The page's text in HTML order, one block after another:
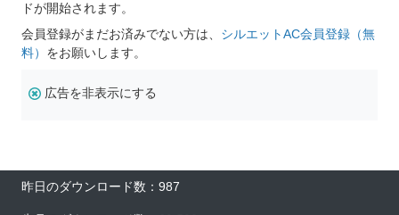
ドが開始されます。
会員登録がまだお済みでない方は、 シルエットAC会員登録（無
料） をお願いします。
広告を非表示にする
昨日のダウンロード数：987